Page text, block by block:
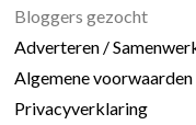
Bloggers gezocht
Adverteren /
Algemene voorwaarden
Privacyverklaring